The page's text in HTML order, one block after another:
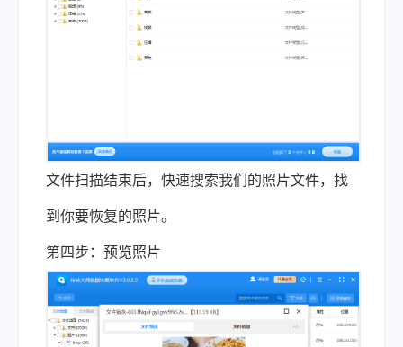
文件扫描结束后，快速搜索我们的照片文件，找
到你要恢复的照片。
第四步：预览照片